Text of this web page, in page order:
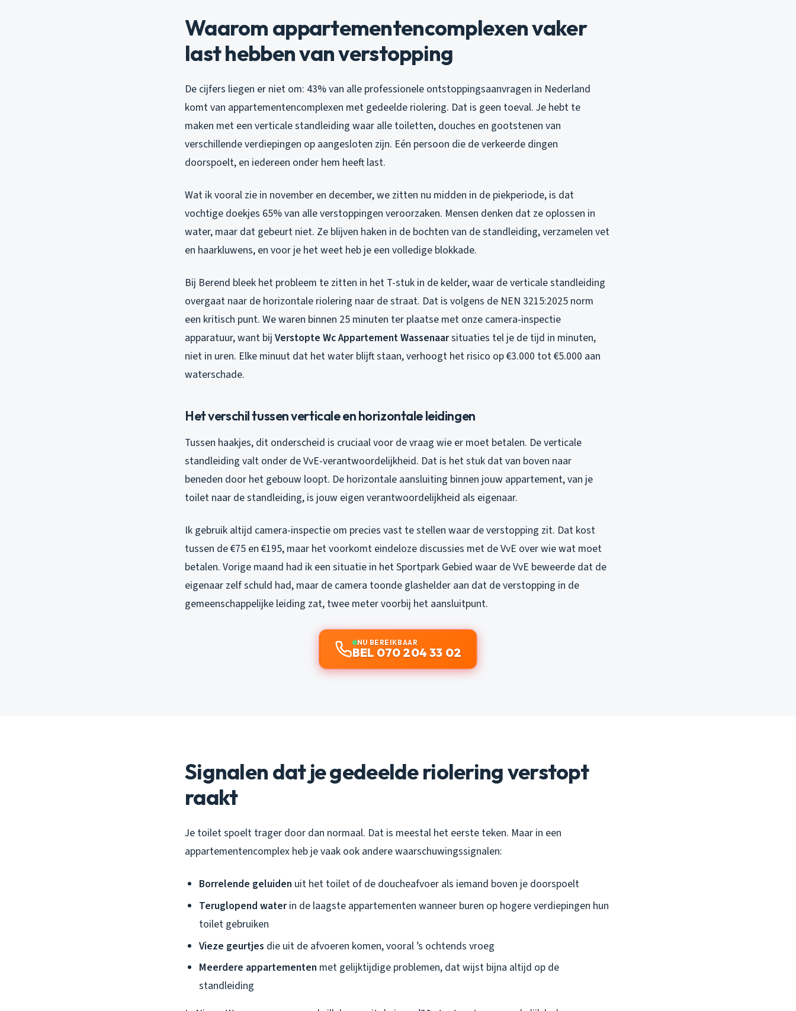
Waarom appartementencomplexen vaker
last hebben van verstopping
De cijfers liegen er niet om: 43% van alle professionele ontstoppingsaanvragen in Nederland
komt van appartementencomplexen met gedeelde riolering. Dat is geen toeval. Je hebt te
maken met een verticale standleiding waar alle toiletten, douches en gootstenen van
verschillende verdiepingen op aangesloten zijn. Eén persoon die de verkeerde dingen
doorspoelt, en iedereen onder hem heeft last.
Wat ik vooral zie in november en december, we zitten nu midden in de piekperiode, is dat
vochtige doekjes 65% van alle verstoppingen veroorzaken. Mensen denken dat ze oplossen in
water, maar dat gebeurt niet. Ze blijven haken in de bochten van de standleiding, verzamelen vet
en haarkluwens, en voor je het weet heb je een volledige blokkade.
Bij Berend bleek het probleem te zitten in het T-stuk in de kelder, waar de verticale standleiding
overgaat naar de horizontale riolering naar de straat. Dat is volgens de NEN 3215:2025 norm
een kritisch punt. We waren binnen 25 minuten ter plaatse met onze camera-inspectie
apparatuur, want bij Verstopte Wc Appartement Wassenaarsituaties tel je de tijd in minuten,
niet in uren. Elke minuut dat het water blijft staan, verhoogt het risico op €3.000 tot €5.000 aan
waterschade.
Het verschil tussen verticale en horizontale leidingen
Tussen haakjes, dit onderscheid is cruciaal voor de vraag wie er moet betalen. De verticale
standleiding valt onder de VvE-verantwoordelijkheid. Dat is het stuk dat van boven naar
beneden door het gebouw loopt. De horizontale aansluiting binnen jouw appartement, van je
toilet naar de standleiding, is jouw eigen verantwoordelijkheid als eigenaar.
Ik gebruik altijd camera-inspectie om precies vast te stellen waar de verstopping zit. Dat kost
tussen de €75 en €195, maar het voorkomt eindeloze discussies met de VvE over wie wat moet
betalen. Vorige maand had ik een situatie in het Sportpark Gebied waar de VvE beweerde dat de
eigenaar zelf schuld had, maar de camera toonde glashelder aan dat de verstopping in de
gemeenschappelijke leiding zat, twee meter voorbij het aansluitpunt.
NU BEREIKBAAR
BEL 070 204 33 02
Signalen dat je gedeelde riolering verstopt
raakt
Je toilet spoelt trager door dan normaal. Dat is meestal het eerste teken. Maar in een
appartementencomplex heb je vaak ook andere waarschuwingssignalen:
Borrelende geluiden uit het toilet of de doucheafvoer als iemand boven je doorspoelt
Teruglopend waterin de laagste appartementen wanneer buren op hogere verdiepingen hun
toilet gebruiken
Vieze geurtjes die uit de afvoeren komen, vooral ’s ochtends vroeg
Meerdere appartementen met gelijktijdige problemen, dat wijst bijna altijd op de
standleiding